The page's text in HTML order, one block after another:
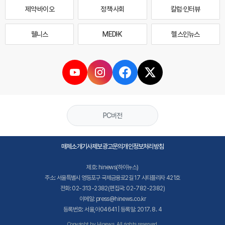
제약·바이오 정책·사회 칼럼·인터뷰
웰니스 MEDI·K 헬스인뉴스
PC버전
매체소개기사제보광고문의개인정보처리방침
제호: hinews(하이뉴스)
주소: 서울특별시 영등포구 국제금융로2길 17 시티플라자 421호
전화: 02-313-2382(편집국: 02-782-2382)
이메일: press@hinews.co.kr
등록번호: 서울,아04641 | 등록일: 2017. 8. 4